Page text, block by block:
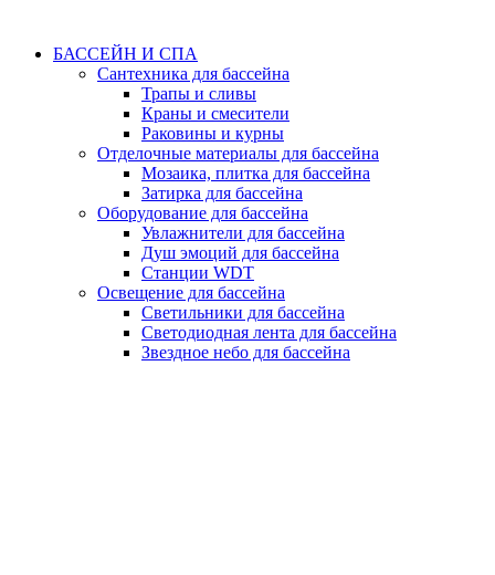
БАССЕЙН И СПА
Сантехника для бассейна
Трапы и сливы
Краны и смесители
Раковины и курны
Отделочные материалы для бассейна
Мозаика, плитка для бассейна
Затирка для бассейна
Оборудование для бассейна
Увлажнители для бассейна
Душ эмоций для бассейна
Станции WDT
Освещение для бассейна
Светильники для бассейна
Светодиодная лента для бассейна
Звездное небо для бассейна